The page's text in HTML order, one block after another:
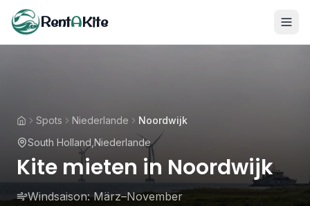
RentAKite
Spots Niederlande
Noordwijk
South Holland Niederlande
Kite mieten in Noordwijk
Windsaison: März–November